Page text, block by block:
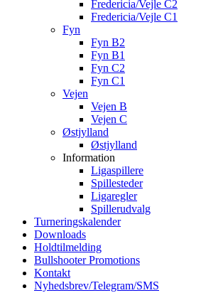
Fredericia/Vejle C2
Fredericia/Vejle C1
Fyn
Fyn B2
Fyn B1
Fyn C2
Fyn C1
Vejen
Vejen B
Vejen C
Østjylland
Østjylland
Information
Ligaspillere
Spillesteder
Ligaregler
Spillerudvalg
Turneringskalender
Downloads
Holdtilmelding
Bullshooter Promotions
Kontakt
Nyhedsbrev/Telegram/SMS